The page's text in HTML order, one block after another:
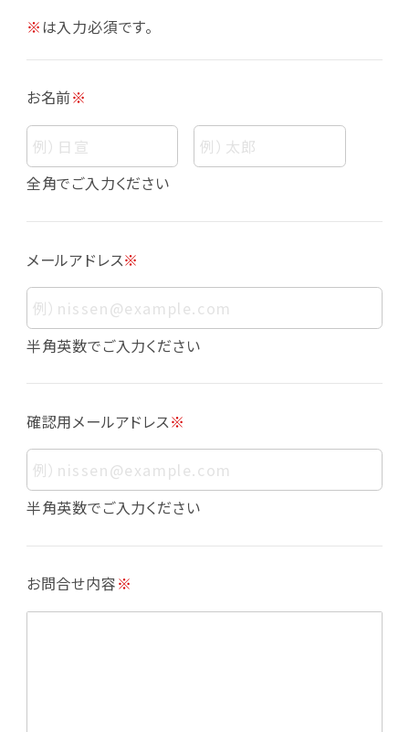
個人情報
個人情報とは、お客様個人に関する情報であっ
て、当該情報を構成する氏名、住所、電話番号、
す。また、その情報のみでは識別できない場合で
も、他の情報と容易に照合することで、結果的に
お客様個人を識別できるものも個人情報に含ま
れます。
個人情報の利用目的について
下の通りであり、これらの目的達成の範囲を超
えてお客様の個人情報を利用することはありま
せん。
・会員登録者の個人認証
・会員ポイントプログラムの運営
・メールマガジンの配信
・本サービスに関する規約等の変更の通知
※は入力必須です。
お名前※
全角でご入力ください
メールアドレス※
半角英数でご入力ください
確認用メールアドレス※
半角英数でご入力ください
お問合せ内容※